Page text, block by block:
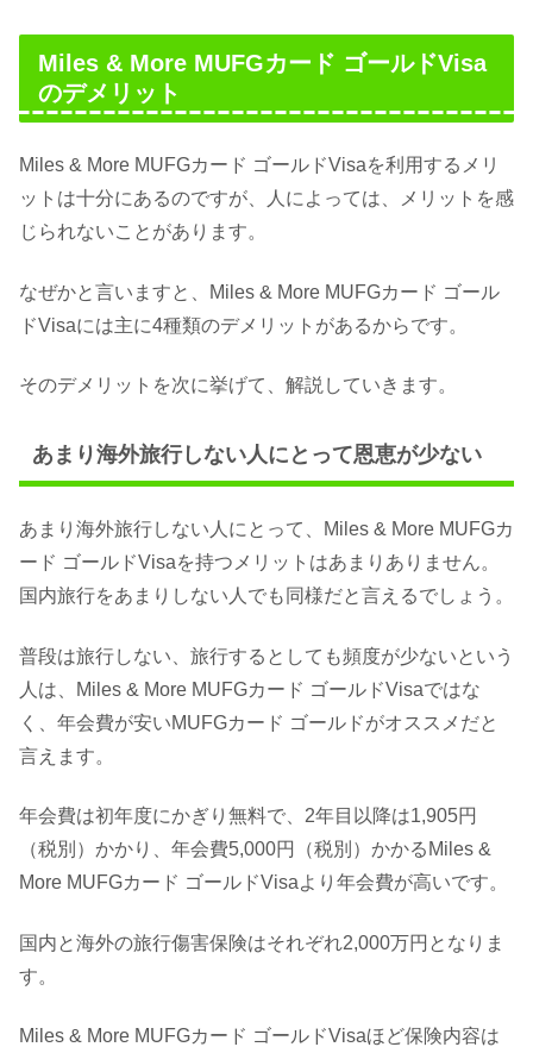
Miles & More MUFGカード ゴールドVisa
のデメリット
Miles & More MUFGカード ゴールドVisaを利用するメリ
ットは十分にあるのですが、人によっては、メリットを感
じられないことがあります。
なぜかと言いますと、Miles & More MUFGカード ゴール
ドVisaには主に4種類のデメリットがあるからです。
そのデメリットを次に挙げて、解説していきます。
あまり海外旅行しない人にとって恩恵が少ない
あまり海外旅行しない人にとって、Miles & More MUFGカ
ード ゴールドVisaを持つメリットはあまりありません。
国内旅行をあまりしない人でも同様だと言えるでしょう。
普段は旅行しない、旅行するとしても頻度が少ないという
人は、Miles & More MUFGカード ゴールドVisaではな
く、年会費が安いMUFGカード ゴールドがオススメだと
言えます。
年会費は初年度にかぎり無料で、2年目以降は1,905円
（税別）かかり、年会費5,000円（税別）かかるMiles &
More MUFGカード ゴールドVisaより年会費が高いです。
国内と海外の旅行傷害保険はそれぞれ2,000万円となりま
す。
Miles & More MUFGカード ゴールドVisaほど保険内容は